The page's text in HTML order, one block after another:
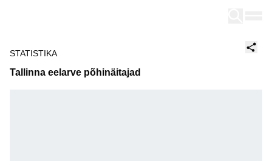
STATISTIKA
Tallinna eelarve põhinäitajad